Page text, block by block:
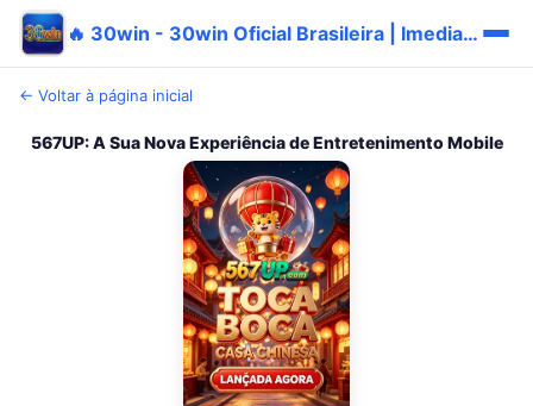
🔥 30win - 30win Oficial Brasileira | Imediato Promo ✅
← Voltar à página inicial
567UP: A Sua Nova Experiência de Entretenimento Mobile